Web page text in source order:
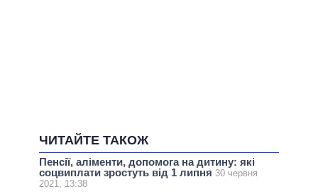
ЧИТАЙТЕ ТАКОЖ
Пенсії, аліменти, допомога на дитину: які
соцвиплати зростуть від 1 липня 30 червня
2021, 13:38